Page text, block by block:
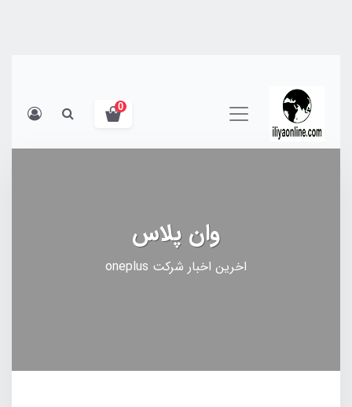
0
وان پلاس
اخرین اخبار شرکت oneplus